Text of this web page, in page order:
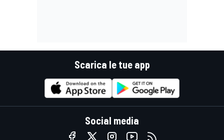
Scarica le tue app
Social media